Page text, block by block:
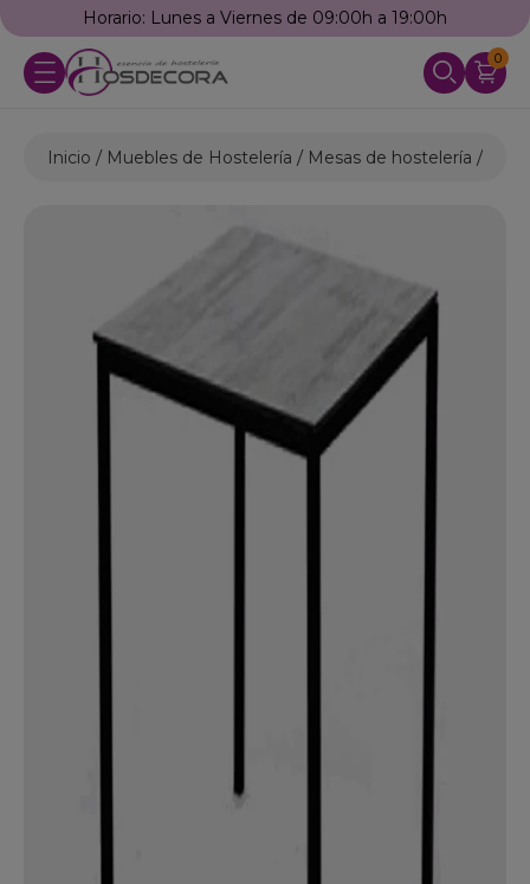
Horario: Lunes a Viernes de 09:00h a 19:00h
0
Inicio Muebles de Hostelería Mesas de hostelería